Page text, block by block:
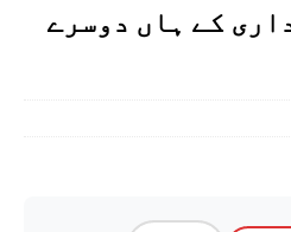
کے ہاں دوسرے